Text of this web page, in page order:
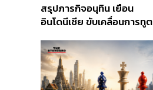
สรุปภารกิจอนุทิน เยือน
อินโดนีเซีย ขับเคลื่อนการทูต
ส่วนยุทธศาสตร์ไทย –
อินโดนีเซีย